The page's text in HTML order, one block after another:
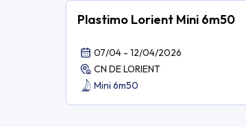
Plastimo Lorient Mini 6m50
07/04 - 12/04/2026
CN DE LORIENT
Mini 6m50